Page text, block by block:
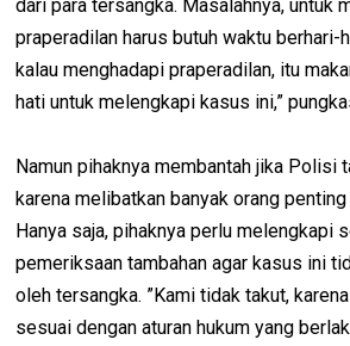
dari para tersangka. Masalahnya, untuk
praperadilan harus butuh waktu berhari-
kalau menghadapi praperadilan, itu
hati untuk melengkapi kasus ini,”
Namun pihaknya membantah jika Polisi
karena melibatkan banyak orang
Hanya saja, pihaknya perlu melengkapi
pemeriksaan tambahan agar kasus ini
oleh tersangka. ”Kami tidak takut,
sesuai dengan aturan hukum yang